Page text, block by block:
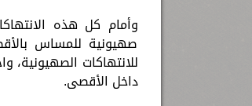
وأمام كل هذه
صهيونية للمساس
للانتهاكات الصهيونية،
داخل الأقصى.